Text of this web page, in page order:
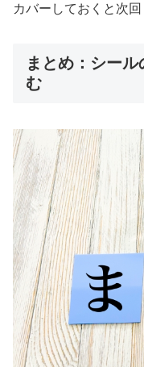
カバーしておくと次
まとめ：シー
む